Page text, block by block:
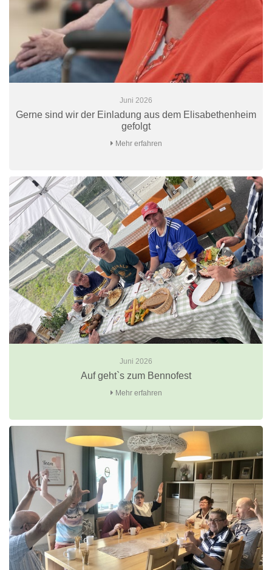
Juni 2026
Gerne sind wir der Einladung aus dem Elisabethenheim
gefolgt
Mehr erfahren
Juni 2026
Auf geht`s zum Bennofest
Mehr erfahren